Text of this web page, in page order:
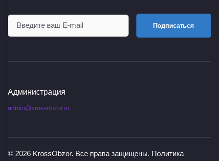
Подписаться
Администрация
admin@krossobzor.ru
© 2026 KrossObzor. Все права защищены. Политика